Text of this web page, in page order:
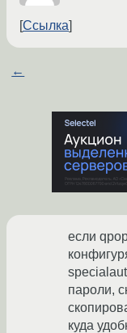
Ссылка
←
если
пароли,
куда